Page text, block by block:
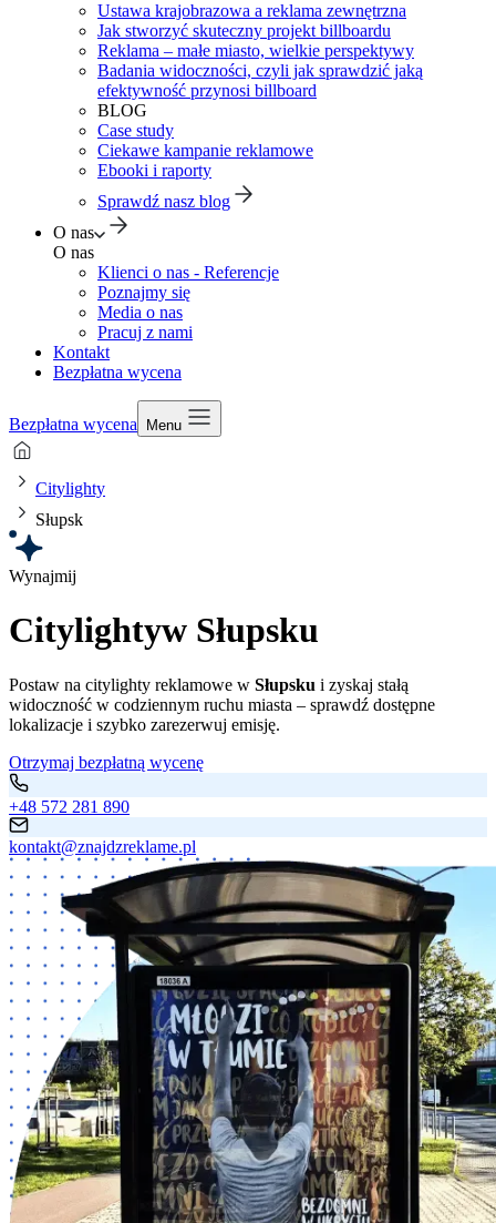
Ustawa krajobrazowa a reklama zewnętrzna
Jak stworzyć skuteczny projekt billboardu
Reklama – małe miasto, wielkie perspektywy
Badania widoczności, czyli jak sprawdzić jaką
efektywność przynosi billboard
BLOG
Case study
Ciekawe kampanie reklamowe
Ebooki i raporty
Sprawdź nasz blog
O nas
O nas
Klienci o nas - Referencje
Poznajmy się
Media o nas
Pracuj z nami
Kontakt
Bezpłatna wycena
Bezpłatna wycena Menu
Citylighty
Słupsk
Wynajmij
Citylightyw Słupsku
Postaw na citylighty reklamowe w Słupsku i zyskaj stałą
widoczność w codziennym ruchu miasta – sprawdź dostępne
lokalizacje i szybko zarezerwuj emisję.
Otrzymaj bezpłatną wycenę
+48 572 281 890
kontakt@znajdzreklame.pl